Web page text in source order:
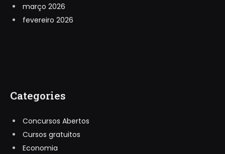
março 2026
fevereiro 2026
Categories
Concursos Abertos
Cursos gratuitos
Economia